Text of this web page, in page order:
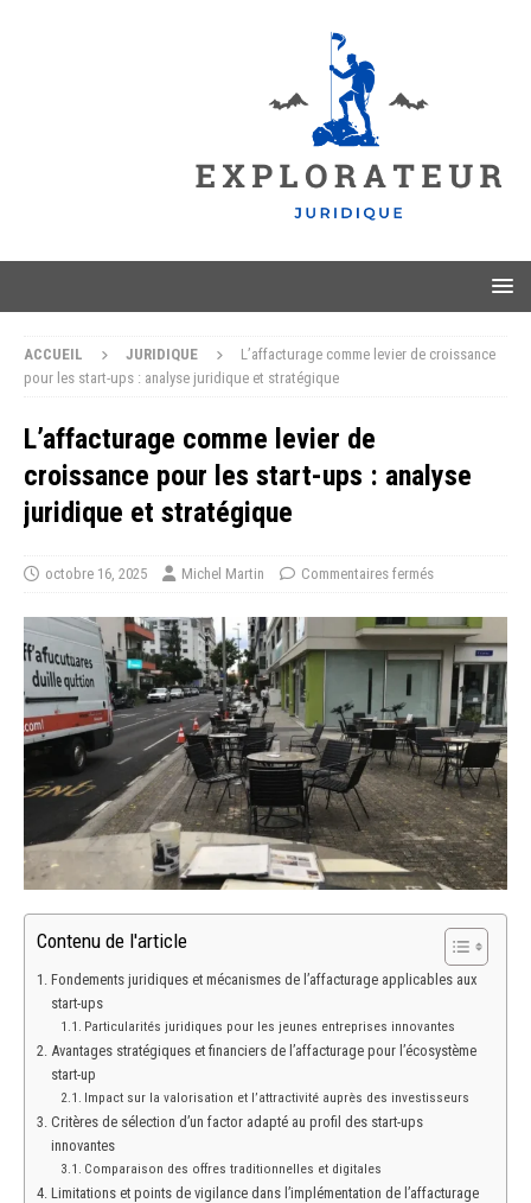
ACCUEIL JURIDIQUE
L’affacturage comme levier de croissance
pour les start-ups : analyse juridique et stratégique
L’affacturage comme levier de
croissance pour les start-ups : analyse
juridique et stratégique
octobre 16, 2025 Michel Martin Commentaires fermés
Contenu de l'article
Fondements juridiques et mécanismes de l’affacturage applicables aux
start-ups
Particularités juridiques pour les jeunes entreprises innovantes
Avantages stratégiques et financiers de l’affacturage pour l’écosystème
start-up
Impact sur la valorisation et l’attractivité auprès des investisseurs
Critères de sélection d’un factor adapté au profil des start-ups
innovantes
Comparaison des offres traditionnelles et digitales
Limitations et points de vigilance dans l’implémentation de l’affacturage